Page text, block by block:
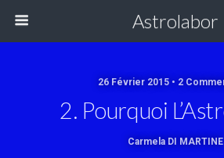
Astrolabor
26 Février 2015 • 2
2. Pourquoi
Carmela DI MARTINE